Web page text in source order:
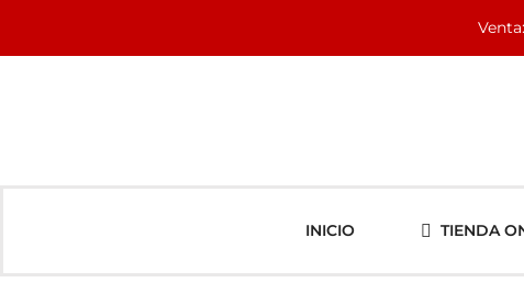
contenido
Venta:
INICIO TIENDA